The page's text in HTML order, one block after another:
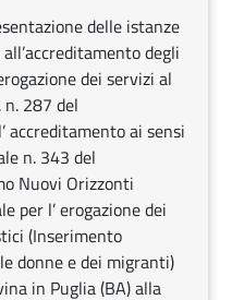
delle istanze
degli
dei servizi al
n. 287 del
accreditamento ai sensi
n. 343 del
Nuovi Orizzonti
per l’ erogazione dei
(Inserimento
donne e dei migranti)
in Puglia (BA) alla